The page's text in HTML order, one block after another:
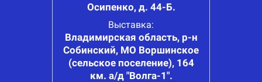
Осипенко, д. 44-Б.
Выставка:
Владимирская область, р-н
Собинский, МО Воршинское
(сельское поселение), 164
км. а/д "Волга-1".